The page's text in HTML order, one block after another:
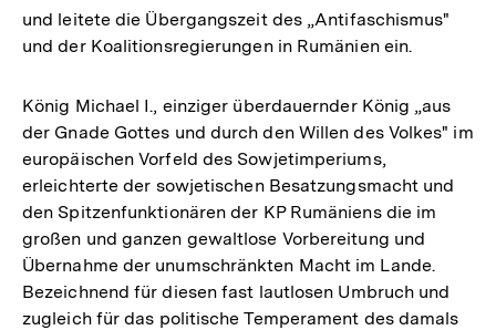
und leitete die Übergangszeit des „Antifaschismus"
und der Koalitionsregierungen in Rumänien ein.
König Michael I., einziger überdauernder König „aus
der Gnade Gottes und durch den Willen des Volkes" im
europäischen Vorfeld des Sowjetimperiums,
erleichterte der sowjetischen Besatzungsmacht und
den Spitzenfunktionären der KP Rumäniens die im
großen und ganzen gewaltlose Vorbereitung und
Übernahme der unumschränkten Macht im Lande.
Bezeichnend für diesen fast lautlosen Umbruch und
zugleich für das politische Temperament des damals